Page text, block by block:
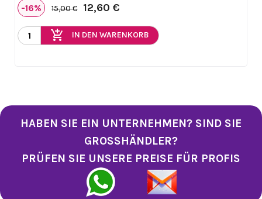
-16% 15,00 € 12,60 €
add_shopping_cart IN DEN WARENKORB
HABEN SIE EIN UNTERNEHMEN? SIND SIE
GROSSHÄNDLER?
PRÜFEN SIE UNSERE PREISE FÜR PROFIS